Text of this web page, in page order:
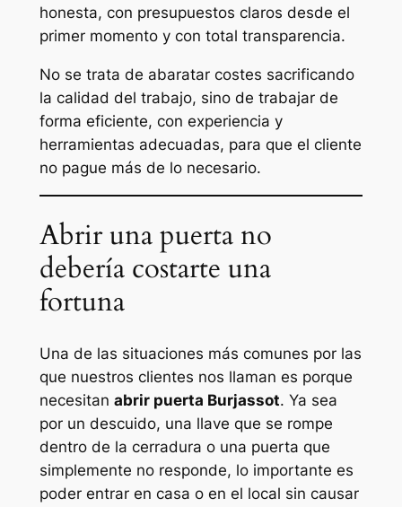
honesta, con presupuestos claros desde el
primer momento y con total transparencia.
No se trata de abaratar costes sacrificando
la calidad del trabajo, sino de trabajar de
forma eficiente, con experiencia y
herramientas adecuadas, para que el cliente
no pague más de lo necesario.
Abrir una puerta no
debería costarte una
fortuna
Una de las situaciones más comunes por las
que nuestros clientes nos llaman es porque
necesitan abrir puerta Burjassot. Ya sea
por un descuido, una llave que se rompe
dentro de la cerradura o una puerta que
simplemente no responde, lo importante es
poder entrar en casa o en el local sin causar